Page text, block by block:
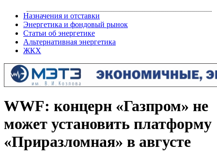
Назначения и отставки
Энергетика и фондовый рынок
Статьи об энергетике
Альтернативная энергетика
ЖКХ
WWF: концерн «Газпром» не
может установить платформу
«Приразломная» в августе